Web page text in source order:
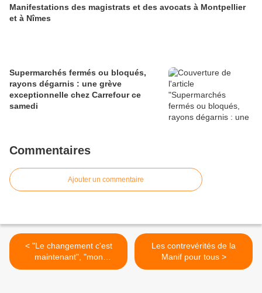
Manifestations des magistrats et des avocats à Montpellier
et à Nîmes
Supermarchés fermés ou bloqués,
rayons dégarnis : une grève
exceptionnelle chez Carrefour ce
samedi
Commentaires
Ajouter un commentaire
< "Le changement c'est
maintenant", "mon
adversaire c'est la finance"
Les contrevérités de la
Manif pour tous >